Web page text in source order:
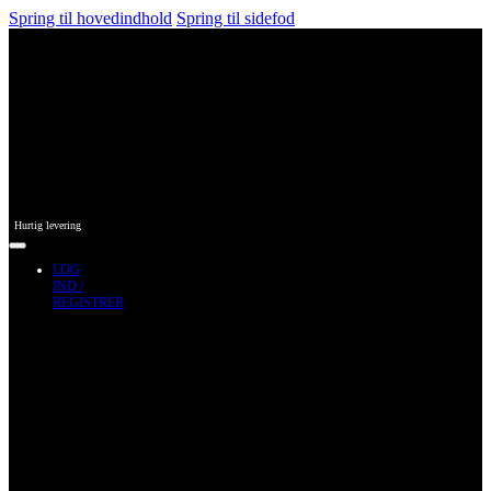
Spring til hovedindhold Spring til sidefod
Hurtig levering
LOG
IND /
REGISTRER